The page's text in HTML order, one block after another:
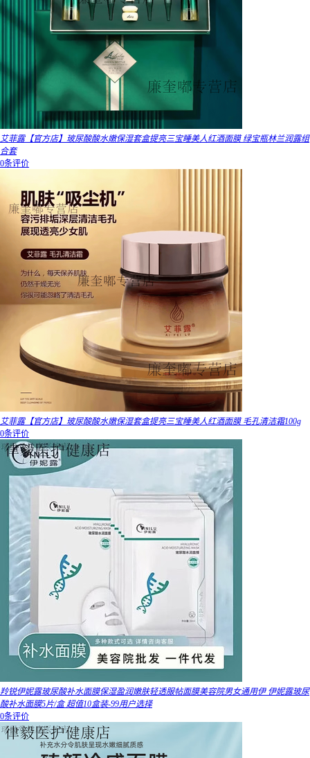
艾菲露【官方店】玻尿酸酸水嫩保湿套盒提亮三宝睡美人红酒面膜 绿宝瓶林兰润露组
合套
0条评价
艾菲露【官方店】玻尿酸酸水嫩保湿套盒提亮三宝睡美人红酒面膜 毛孔清洁霜100g
0条评价
羚锐伊妮露玻尿酸补水面膜保湿盈润嫩肤轻透服帖面膜美容院男女通用伊 伊妮露玻尿
酸补水面膜5片/盒 超值10盒装-99用户选择
0条评价